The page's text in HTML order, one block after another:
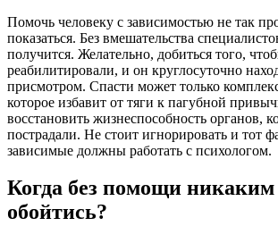
Помочь человеку с зависимостью не так
показаться. Без вмешательства
получится. Желательно, добиться того,
реабилитировали, и он круглосуточно
присмотром. Спасти может только
которое избавит от тяги к пагубной
восстановить жизнеспособность органов,
пострадали. Не стоит игнорировать и тот
зависимые должны работать с психологом.
Когда без помощи никаким
обойтись?